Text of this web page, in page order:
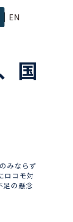
EN
国
みならず
ロコモ対
足の懸念